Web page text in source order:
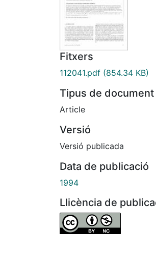
Fitxers
112041.pdf (854.34 KB)
Tipus de document
Article
Versió
Versió publicada
Data de publicació
1994
Llicència de